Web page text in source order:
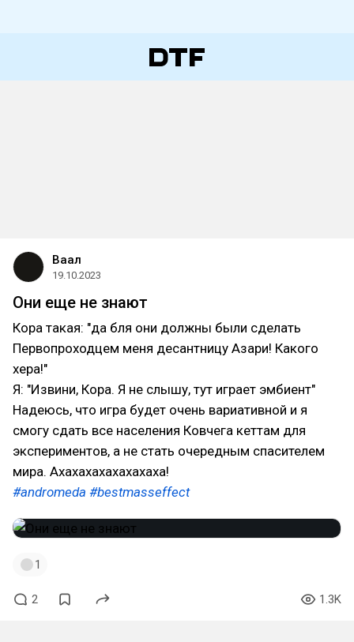
Ваал
19.10.2023
Они еще не знают
Кора такая: "да бля они должны были сделать
Первопроходцем меня десантницу Азари! Какого
хера!"
Я: "Извини, Кора. Я не слышу, тут играет эмбиент"
Надеюсь, что игра будет очень вариативной и я
смогу сдать все населения Ковчега кеттам для
экспериментов, а не стать очередным спасителем
мира. Ахахахахахахахаха!
#andromeda #bestmasseffect
1
2 1.3K